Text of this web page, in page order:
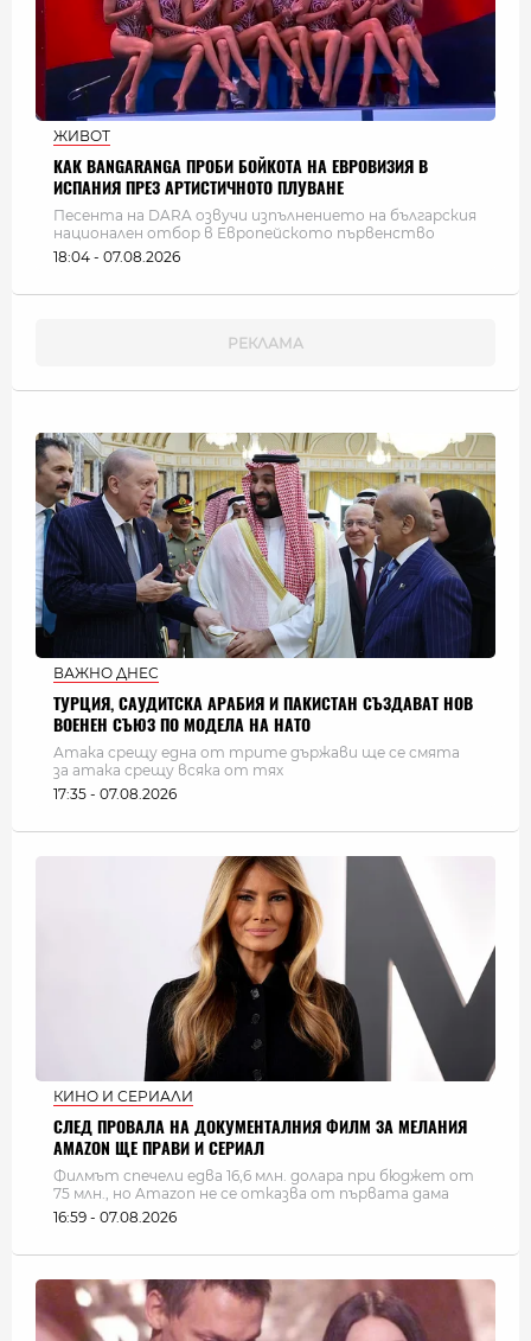
ЖИВОТ
КАК BANGARANGA ПРОБИ БОЙКОТА НА ЕВРОВИЗИЯ В
ИСПАНИЯ ПРЕЗ АРТИСТИЧНОТО ПЛУВАНЕ
Песента на DARA озвучи изпълнението на българския
национален отбор в Европейското първенство
18:04 - 07.08.2026
ВАЖНО ДНЕС
ТУРЦИЯ, САУДИТСКА АРАБИЯ И ПАКИСТАН СЪЗДАВАТ НОВ
ВОЕНЕН СЪЮЗ ПО МОДЕЛА НА НАТО
Атака срещу една от трите държави ще се смята
за атака срещу всяка от тях
17:35 - 07.08.2026
КИНО И СЕРИАЛИ
СЛЕД ПРОВАЛА НА ДОКУМЕНТАЛНИЯ ФИЛМ ЗА МЕЛАНИЯ
AMAZON ЩЕ ПРАВИ И СЕРИАЛ
Филмът спечели едва 16,6 млн. долара при бюджет от
75 млн., но Amazon не се отказва от първата дама
16:59 - 07.08.2026